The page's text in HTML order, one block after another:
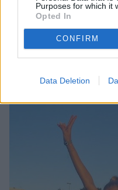
Purposes for which it
Opted In
CONFIRM
Data Deletion